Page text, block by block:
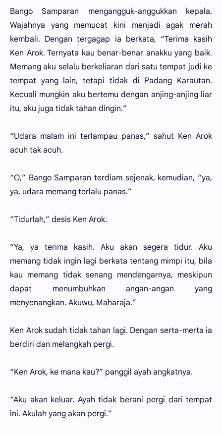
Bango Samparan mengangguk-anggukkan kepala.
Wajahnya yang memucat kini menjadi agak merah
kembali. Dengan tergagap ia berkata, “Terima kasih
Ken Arok. Ternyata kau benar-benar anakku yang baik.
Memang aku selalu berkeliaran dari satu tempat judi ke
tempat yang lain, tetapi tidak di Padang Karautan.
Kecuali mungkin aku bertemu dengan anjing-anjing liar
itu, aku juga tidak tahan dingin.”
“Udara malam ini terlampau panas,” sahut Ken Arok
acuh tak acuh.
“O,” Bango Samparan terdiam sejenak, kemudian, “ya,
ya, udara memang terlalu panas.”
“Tidurlah,” desis Ken Arok.
“Ya, ya terima kasih. Aku akan segera tidur. Aku
memang tidak ingin lagi berkata tentang mimpi itu, bila
kau memang tidak senang mendengarnya, meskipun
dapat menumbuhkan angan-angan yang
menyenangkan. Akuwu, Maharaja.”
Ken Arok sudah tidak tahan lagi. Dengan serta-merta ia
berdiri dan melangkah pergi.
“Ken Arok, ke mana kau?” panggil ayah angkatnya.
“Aku akan keluar. Ayah tidak berani pergi dari tempat
ini. Akulah yang akan pergi.”